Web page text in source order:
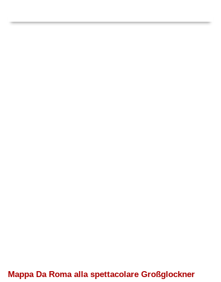
Mappa Da Roma alla spettacolare Großglockner